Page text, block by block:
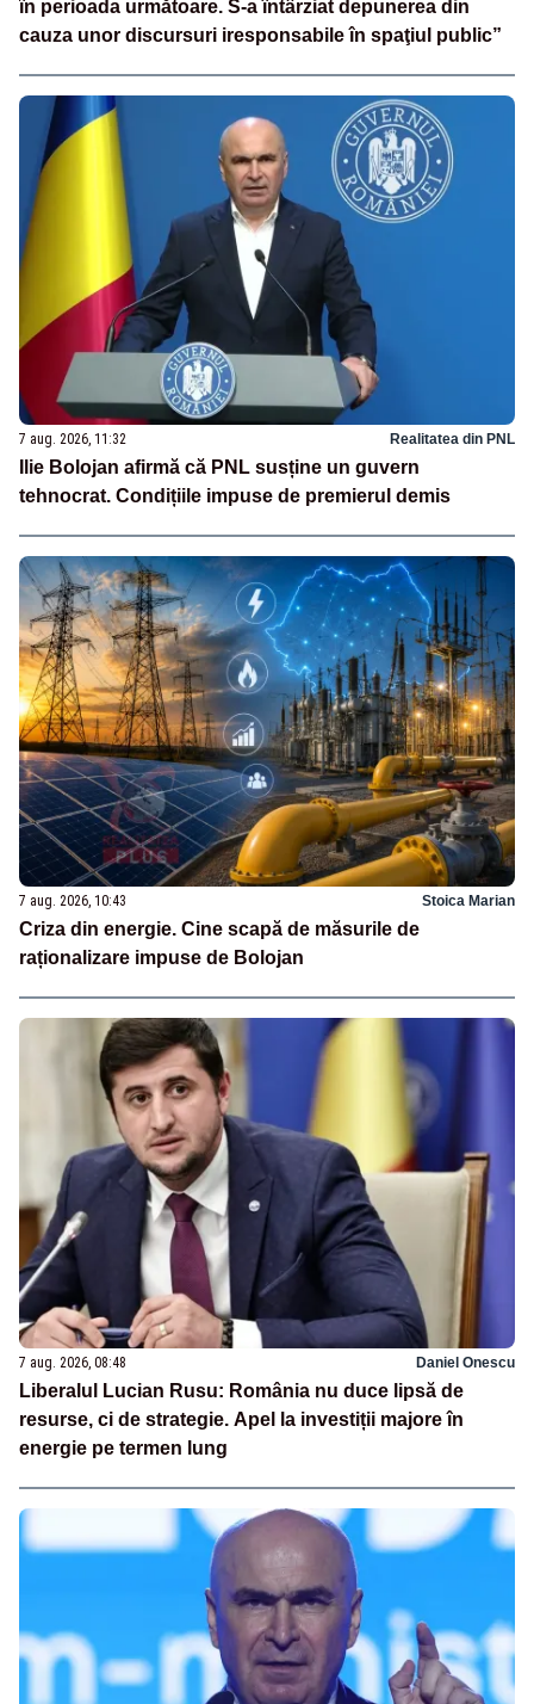
în perioada următoare. S-a întârziat depunerea din
cauza unor discursuri iresponsabile în spaţiul public”
7 aug. 2026, 11:32 Realitatea din PNL
Ilie Bolojan afirmă că PNL susține un guvern
tehnocrat. Condițiile impuse de premierul demis
7 aug. 2026, 10:43 Stoica Marian
Criza din energie. Cine scapă de măsurile de
raționalizare impuse de Bolojan
7 aug. 2026, 08:48 Daniel Onescu
Liberalul Lucian Rusu: România nu duce lipsă de
resurse, ci de strategie. Apel la investiții majore în
energie pe termen lung